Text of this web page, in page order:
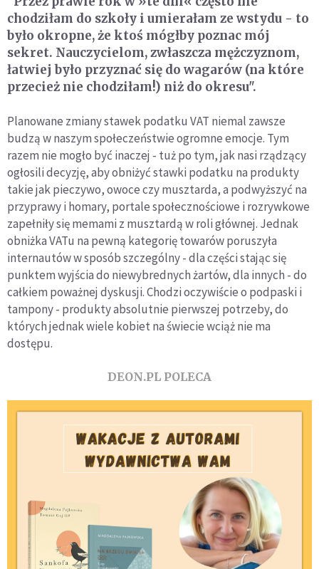
chodziłam do szkoły i umierałam ze wstydu - to
było okropne, że ktoś mógłby poznac mój
sekret. Nauczycielom, zwłaszcza mężczyznom,
łatwiej było przyznać się do wagarów (na które
przecież nie chodziłam!) niż do okresu".
Planowane zmiany stawek podatku VAT niemal zawsze
budzą w naszym społeczeństwie ogromne emocje. Tym
razem nie mogło być inaczej - tuż po tym, jak nasi rządzący
ogłosili decyzję, aby obniżyć stawki podatku na produkty
takie jak pieczywo, owoce czy musztarda, a podwyższyć na
przyprawy i homary, portale społecznościowe i rozrywkowe
zapełniły się memami z musztardą w roli głównej. Jednak
obniżka VATu na pewną kategorię towarów poruszyła
internautów w sposób szczególny - dla części stając się
punktem wyjścia do niewybrednych żartów, dla innych - do
całkiem poważnej dyskusji. Chodzi oczywiście o podpaski i
tampony - produkty absolutnie pierwszej potrzeby, do
których jednak wiele kobiet na świecie wciąż nie ma
dostępu.
DEON.PL POLECA